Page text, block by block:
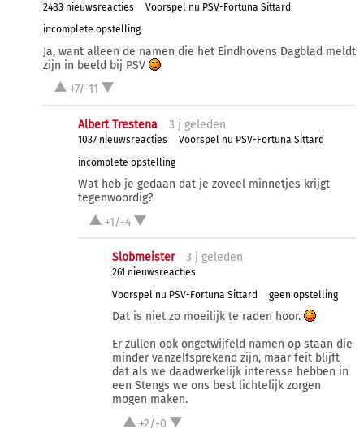
2483 nieuwsreacties
Voorspel nu PSV-Fortuna Sittard
incomplete opstelling
Ja, want alleen de namen die het Eindhovens Dagblad meldt
zijn in beeld bij PSV
+7/-11
Albert Trestena 3 j geleden
1037 nieuwsreacties
Voorspel nu PSV-Fortuna Sittard
incomplete opstelling
Wat heb je gedaan dat je zoveel minnetjes krijgt
tegenwoordig?
+1/-4
Slobmeister 3 j geleden
261 nieuwsreacties
Voorspel nu PSV-Fortuna Sittard
geen opstelling
Dat is niet zo moeilijk te raden hoor.
Er zullen ook ongetwijfeld namen op staan die
minder vanzelfsprekend zijn, maar feit blijft
dat als we daadwerkelijk interesse hebben in
een Stengs we ons best lichtelijk zorgen
mogen maken.
+2/-0